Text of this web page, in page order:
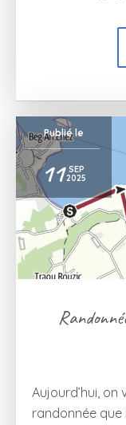
Publié le
11 SEP
2025
Aujourd’hui,
randonnée que